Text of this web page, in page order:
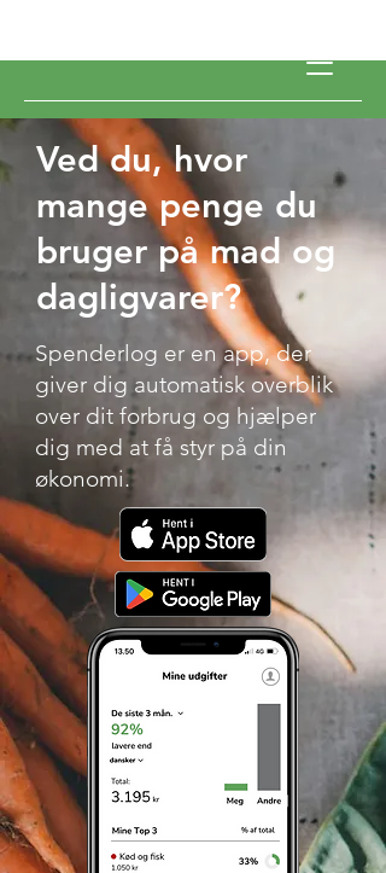
Ved du, hvor
mange penge du
bruger på mad og
dagligvarer?
Spenderlog er en app, der
giver dig automatisk overblik
over dit forbrug og hjælper
dig med at få styr på din
økonomi.